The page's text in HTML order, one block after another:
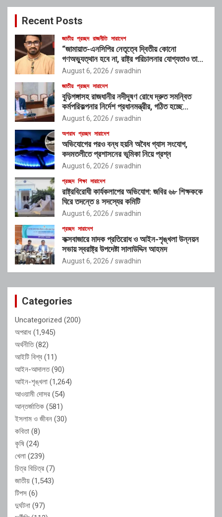
c
Recent Posts
জাতীয় প্রচ্ছদ রাজনীতি সারাদেশ
“জামায়াত-এনসিপির নেতৃত্বে দ্বিতীয় কোনো
গণঅভ্যুত্থান হবে না, রাষ্ট্র পরিচালনার যোগ্যতাও তাদের
নেই”: রাশেদ খাঁনের
August 6, 2026 swadhin
জাতীয় প্রচ্ছদ সারাদেশ
বুড়িগঙ্গাসহ রাজধানীর নদীদূষণ রোধে দ্রুত সমন্বিত
কর্মপরিকল্পনার নির্দেশ প্রধানমন্ত্রীর, গঠিত হচ্ছে
আন্তঃসংস্থা সমন্বয় কমিটি
August 6, 2026 swadhin
অপরাধ প্রচ্ছদ সারাদেশ
অভিযোগের পরও বন্ধ হয়নি অবৈধ গ্যাস সংযোগ,
কদমতলীতে প্রশাসনের ভূমিকা নিয়ে প্রশ্ন
August 6, 2026 swadhin
প্রচ্ছদ শিক্ষা সারাদেশ
রাষ্ট্রবিরোধী কার্যকলাপের অভিযোগ: জবির ৬৮ শিক্ষককে
ঘিরে তদন্তে ৪ সদস্যের কমিটি
August 6, 2026 swadhin
প্রচ্ছদ সারাদেশ
কক্সবাজারে মাদক প্রতিরোধ ও আইন-শৃঙ্খলা উন্নয়ন
সভায় স্বরাষ্ট্র উপদেষ্টা সালাউদ্দিন আহমদ
August 6, 2026 swadhin
Categories
Uncategorized (200)
অপরাধ (1,945)
অর্থনীতি(82)
আইটি বিশ্ব (11)
আইন-আদালত(90)
আইন-শৃঙ্খলা (1,264)
আওয়ামী দোসর (54)
আন্তর্জাতিক (581)
ইসলাম ও জীবন (30)
কবিতা (8)
কৃষি (24)
খেলা (239)
চিত্র বিচিত্র (7)
জাতীয় (1,543)
টিপস (6)
দুর্ঘটনা (97)